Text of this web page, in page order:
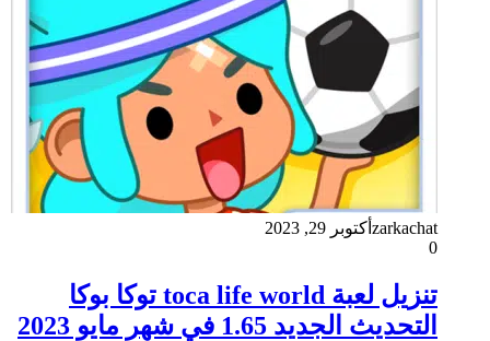
zarkachat أكتوبر 29, 2023
0
تنزيل لعبة toca life world توكا بوكا
التحديث الجديد 1.65 في شهر مايو 2023